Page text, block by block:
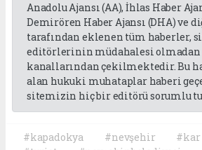
Anadolu Ajansı (AA), İhlas Haber
Demirören Haber Ajansı (DHA) ve
tarafından eklenen tüm haberler,
editörlerinin müdahalesi olmadan
kanallarından çekilmektedir. Bu
alan hukuki muhataplar haberi
sitemizin hiç bir editörü sorumlu
#kapadokya #nevşehir #kar